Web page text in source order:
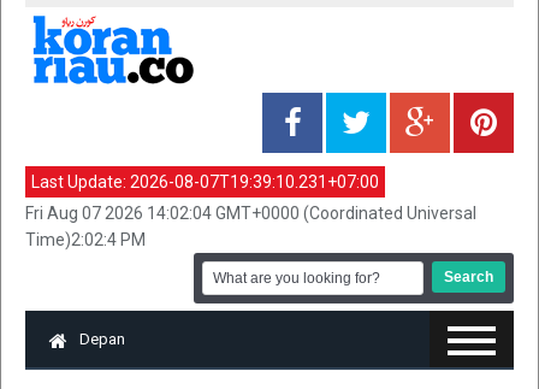
Last Update: 2026-08-07T19:39:10.231+07:00
Fri Aug 07 2026 14:02:04 GMT+0000 (Coordinated Universal
Time)2:02:4 PM
Depan